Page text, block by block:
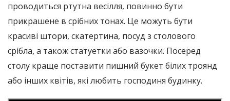
проводиться ртутна весілля, повинно бути
прикрашене в срібних тонах. Це можуть бути
красиві штори, скатертина, посуд з столового
срібла, а також статуетки або вазочки. Посеред
столу краще поставити пишний букет білих троянд
або інших квітів, які любить господиня будинку.